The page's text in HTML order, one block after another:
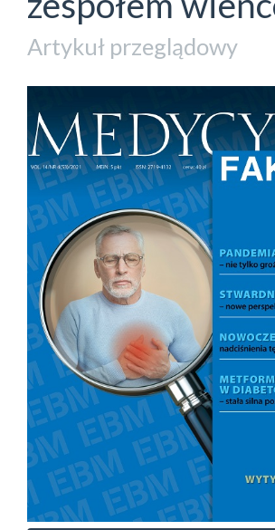
Artykuł przeglądowy